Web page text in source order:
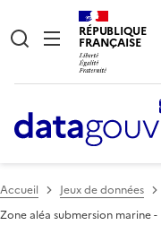
RÉPUBLIQUE
FRANÇAISE
Accueil Jeux de données
Zone aléa submersion marine